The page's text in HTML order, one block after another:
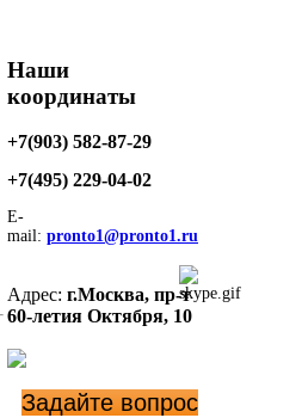
Наши
координаты
+7(903) 582-87-29
+7(495) 229-04-02
E-
mail: pronto1@pronto1.ru
Адрес: г.Москва, пр-т
60-летия Октября, 10
Задайте вопрос